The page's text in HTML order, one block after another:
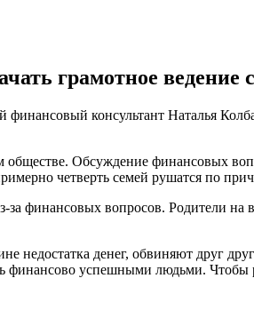
грамотное ведение
консультант Наталья
Обсуждение финансовых
четверть семей рушатся по
за финансовых вопросов. Родители
недостатка денег, обвиняют друг
финансово успешными людьми. Чтобы